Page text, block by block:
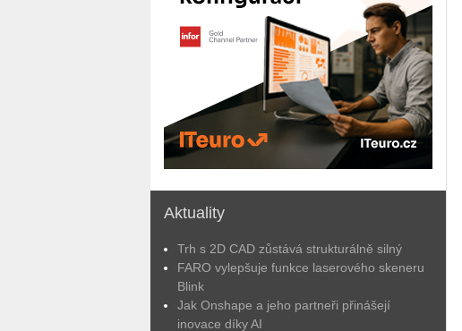
Aktuality
Trh s 2D CAD zůstává strukturálně silný
FARO vylepšuje funkce laserového skeneru
Blink
Jak Onshape a jeho partneři přinášejí
inovace díky AI